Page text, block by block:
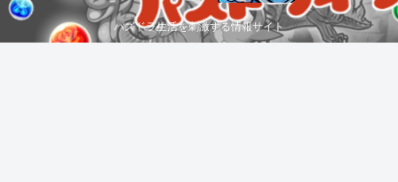
パズドラ生活を刺激する情報サイト